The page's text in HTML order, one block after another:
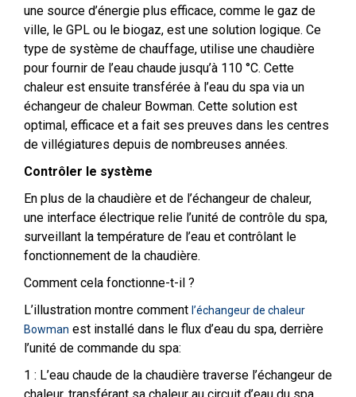
une source d’énergie plus efficace, comme le gaz de
ville, le GPL ou le biogaz, est une solution logique. Ce
type de système de chauffage, utilise une chaudière
pour fournir de l’eau chaude jusqu’à 110 °C. Cette
chaleur est ensuite transférée à l’eau du spa via un
échangeur de chaleur Bowman. Cette solution est
optimal, efficace et a fait ses preuves dans les centres
de villégiatures depuis de nombreuses années.
Contrôler le système
En plus de la chaudière et de l’échangeur de chaleur,
une interface électrique relie l’unité de contrôle du spa,
surveillant la température de l’eau et contrôlant le
fonctionnement de la chaudière.
Comment cela fonctionne-t-il ?
L’illustration montre comment l’échangeur de chaleur
Bowman est installé dans le flux d’eau du spa, derrière
l’unité de commande du spa:
1 : L’eau chaude de la chaudière traverse l’échangeur de